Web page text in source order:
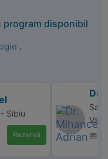
program disponibil
.
Sibiu
Rezervă
Dr.
📅